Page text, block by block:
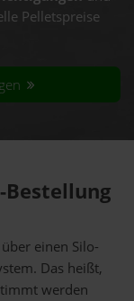
Pelletspreise
Bestellung
einen Silo-
Das heißt,
werden